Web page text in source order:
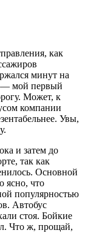
как
минут на
— мой первый
Может, к
компании
Увы,
и затем до
так как
Основной
ясно, что
популярностью
Автобус
стоя. Бойкие
Что ж, прощай,